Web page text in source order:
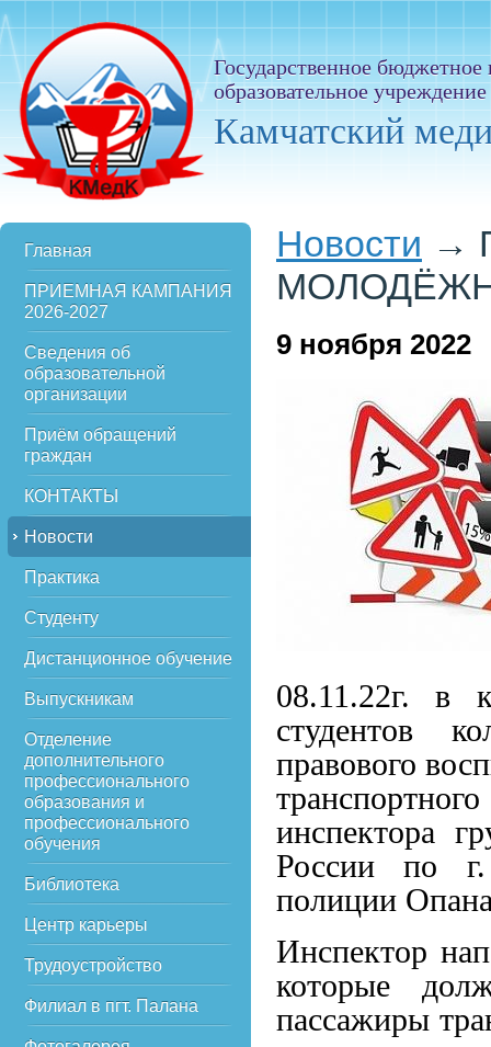
Государственное
образовательное
Камчатский
Главная
ПРИЕМНАЯ КАМПАНИЯ
2026-2027
Сведения об
образовательной
организации
Приём обращений
граждан
КОНТАКТЫ
Новости
Практика
Студенту
Дистанционное обучение
Выпускникам
Отделение
дополнительного
профессионального
образования и
профессионального
обучения
Библиотека
Центр карьеры
Трудоустройство
Филиал в пгт. Палана
Новости →
9 ноября 2022
08.11.22г. в
студентов
правового
инспектора
России по г.
полиции
Инспектор
которые
пассажиры